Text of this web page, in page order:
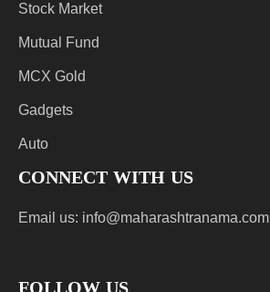
Stock Market
Mutual Fund
MCX Gold
Gadgets
Auto
CONNECT WITH US
Email us: info@maharashtranama.com